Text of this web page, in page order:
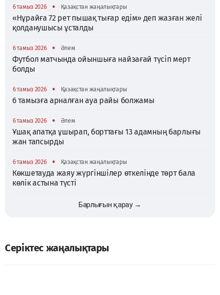
6 тамыз 2026 • Қазақстан жаңалықтары
«Нұрайға 72 рет пышақ тығар едім» деп жазған желі
қолданушысы ұсталды
6 тамыз 2026 • Әлем
Футбол матчында ойыншыға найзағай түсіп мерт
болды
6 тамыз 2026 • Қазақстан жаңалықтары
6 тамызға арналған ауа райы болжамы
6 тамыз 2026 • Әлем
Ұшақ апатқа ұшырап, борттағы 13 адамның барлығы
жан тапсырды
6 тамыз 2026 • Қазақстан жаңалықтары
Көкшетауда жаяу жүргіншілер өткелінде төрт бала
көлік астына түсті
Барлығын қарау →
Серіктес жаңалықтары